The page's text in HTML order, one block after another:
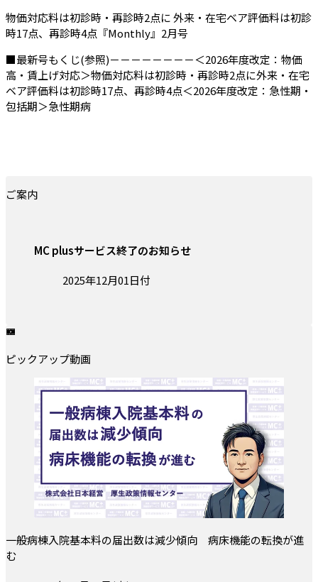
物価対応料は初診時・再診時2点に 外来・在宅ベア評価料は初診
時17点、再診時4点『Monthly』2月号
■最新号もくじ(参照)－－－－－－－－＜2026年度改定：物価
高・賃上げ対応＞物価対応料は初診時・再診時2点に外来・在宅
ベア評価料は初診時17点、再診時4点＜2026年度改定：急性期・
包括期＞急性期病
ご案内
MC plusサービス終了のお知らせ
投稿日:2025年12月01日付
ピックアップ動画
一般病棟入院基本料の届出数は減少傾向 病床機能の転換が進
む